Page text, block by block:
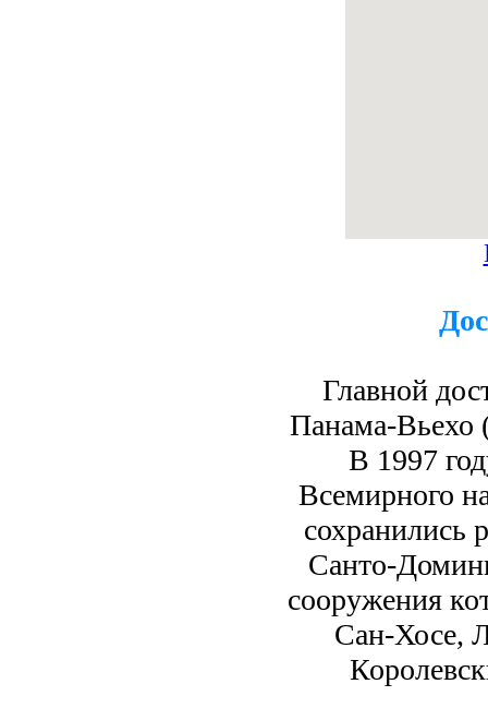
Главной
Панама-Вьехо
В 1997
Всемирного
сохранились
Санто-
сооружения
Сан-Хосе,